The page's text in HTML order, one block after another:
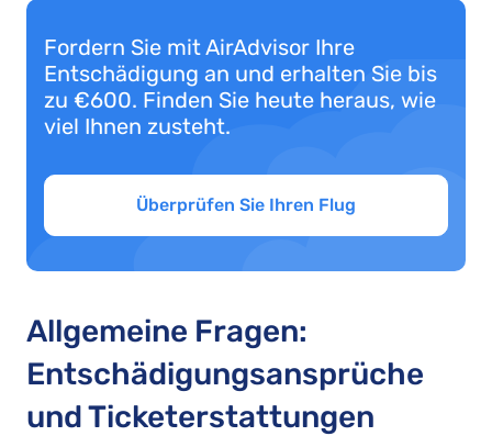
Fordern Sie mit AirAdvisor Ihre
Entschädigung an und erhalten Sie bis
zu €600. Finden Sie heute heraus, wie
viel Ihnen zusteht.
Überprüfen Sie Ihren Flug
Allgemeine Fragen:
Entschädigungsansprüche
und Ticketerstattungen